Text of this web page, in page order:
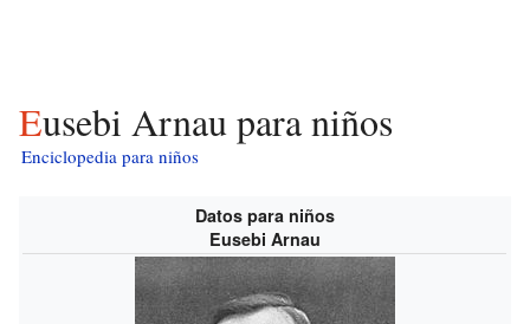
Eusebi Arnau para niños
Enciclopedia para niños
Datos para niños
Eusebi Arnau